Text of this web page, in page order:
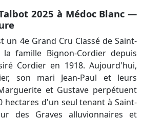
2025 à Médoc Blanc —
un 4e Grand Cru Classé de Saint-
famille Bignon-Cordier depuis
Cordier en 1918. Aujourd'hui,
son mari Jean-Paul et leurs
et Gustave perpétuent
hectares d'un seul tenant à Saint-
des Graves alluvionnaires et